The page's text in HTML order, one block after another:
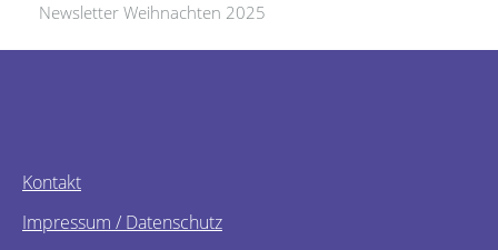
Newsletter Weihnachten 2025
Kontakt
Impressum / Datenschutz